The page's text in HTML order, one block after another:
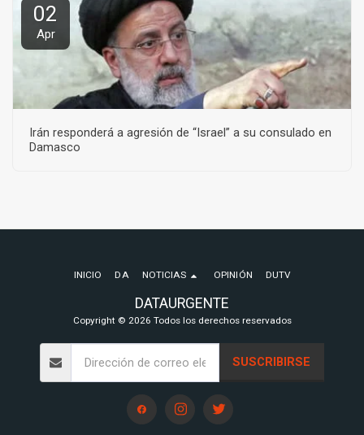
02
Apr
Irán responderá a agresión de “Israel” a su consulado en
Damasco
DATAURGENTE
Copyright © 2026 Todos los derechos reservados
INICIO DA NOTICIAS OPINIÓN DUTV
SUSCRIBIRSE